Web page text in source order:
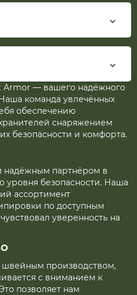
Armor — вашего надёжного
команда увлечённых
обеспечению
снаряжением
безопасности и комфорта.
надёжным партнёром в
уровня безопасности. Наша
ассортимент
по доступным
уверенность на
производством,
с вниманием к
позволяет нам